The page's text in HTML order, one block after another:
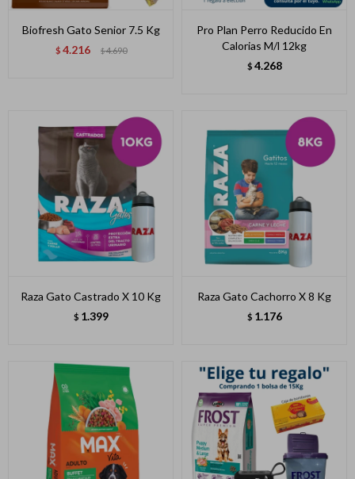
Biofresh Gato Senior 7.5 Kg
$ 4.216 $4.690
Pro Plan Perro Reducido En
Calorias M/l 12kg
$ 4.268
Raza Gato Castrado X 10 Kg
$ 1.399
Raza Gato Cachorro X 8 Kg
$ 1.176